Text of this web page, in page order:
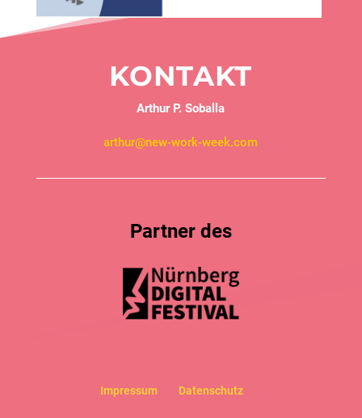
KONTAKT
Arthur P. Soballa
arthur@new-work-week.com
Partner des
Impressum Datenschutz